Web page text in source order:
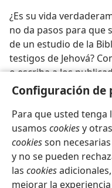
Configuración de
Para que usted tenga
usamos cookiesy
cookiesson
y no se pueden
las cookies
mejorar la
¿Es su vida
no da pasos para que
de un estudio de la
testigos de Jehová?
o escriba a los
Español
Copyright© 2026 Watch
Condiciones
Configuración de